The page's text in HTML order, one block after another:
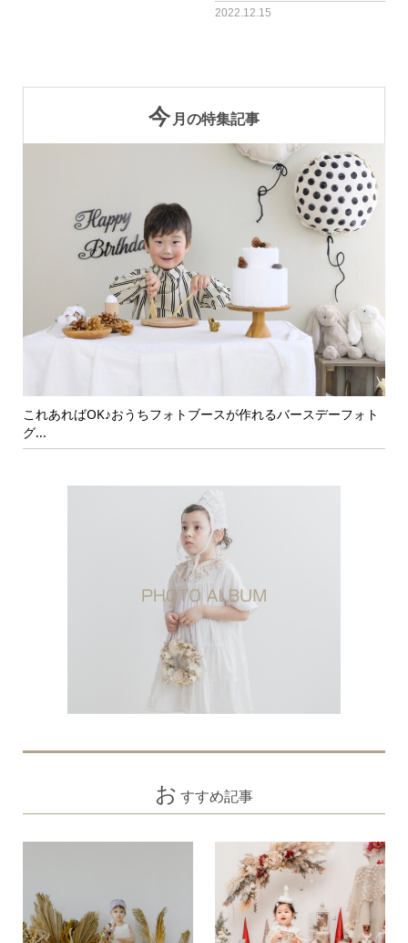
2022.12.15
今月の特集記事
可愛い写真を残そう！おうちでバースデーフォトを撮影するポ
イン...
お すすめ記事